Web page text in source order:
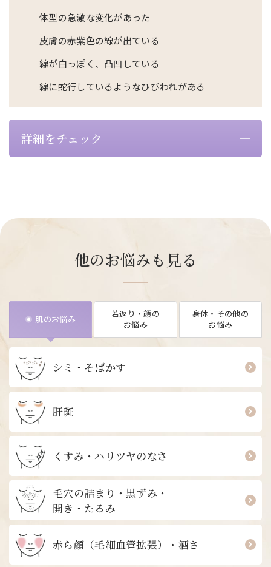
体型の急激な変化があった
皮膚の赤紫色の線が出ている
線が白っぽく、凸凹している
線に蛇行しているようなひびわれがある
詳細をチェック
他のお悩みも見る
肌のお悩み
若返り・顔の
お悩み
身体・その他の
お悩み
シミ・そばかす
肝斑
くすみ・ハリツヤのなさ
毛穴の詰まり・黒ずみ・
開き・たるみ
赤ら顔（毛細血管拡張） ・酒さ